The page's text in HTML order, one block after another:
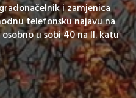
i zamjenica
telefonsku najavu na
u sobi 40 na II. katu